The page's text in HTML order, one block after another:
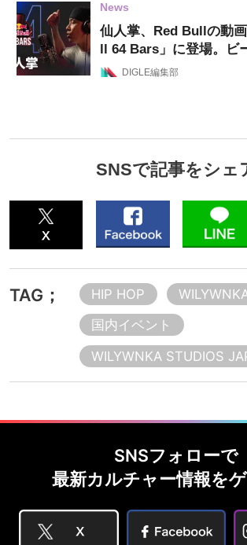
News
仙人掌、Red Bullの動
ll 64 Bars」に登場。ビ
DIGLE編集部
SNSで記事をシェ
TAG； HIP HOP
国内イベント
WILYWNKA STUDIOS
SNSフォローで
最新カルチャー情報をゲ